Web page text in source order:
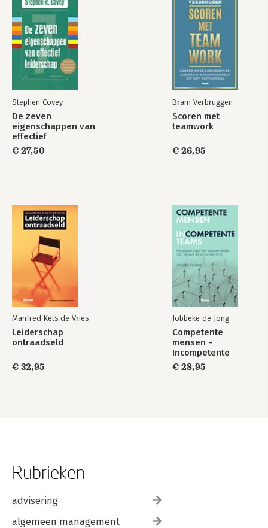
Stephen Covey
De zeven
eigenschappen van
effectief
leiderschap
€ 27,50
Bram Verbruggen
Scoren met
teamwork
€ 26,95
Manfred Kets de Vries
Leiderschap
ontraadseld
€ 32,95
Jobbeke de Jong
Competente
mensen -
Incompetente
teams
€ 28,95
Rubrieken
advisering
algemeen management